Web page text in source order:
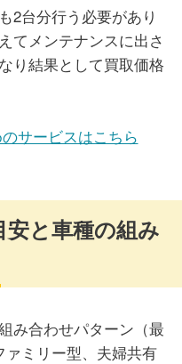
2台分行う必要があり
てメンテナンスに出さ
り結果として買取価格
サービスはこちら
と車種の組み